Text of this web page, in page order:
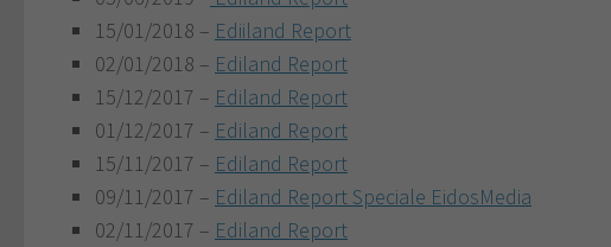
15/01/2018 – Ediiland Report
02/01/2018 – Ediland Report
15/12/2017 – Ediland Report
01/12/2017 – Ediland Report
15/11/2017 – Ediland Report
09/11/2017 – Ediland Report Speciale EidosMedia
02/11/2017 – Ediland Report